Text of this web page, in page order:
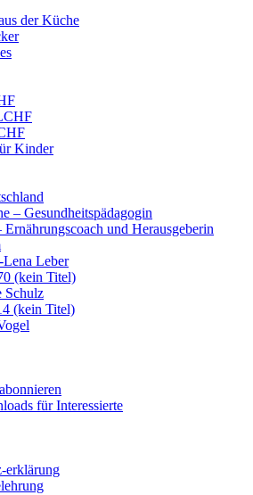
der Küche
Kinder
– Gesundheitspädagogin
Ernährungscoach und Herausgeberin
Lena Leber
(kein Titel)
Schulz
(kein Titel)
für Interessierte
erklärung